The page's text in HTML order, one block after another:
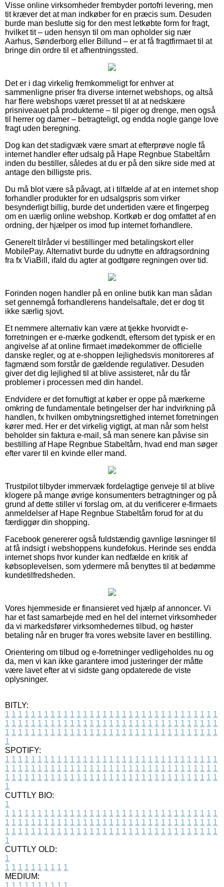
Visse online virksomheder frembyder portofri levering, men
tit kræver det at man indkøber for en præcis sum. Desuden
burde man beslutte sig for den mest letkøbte form for fragt,
hvilket tit – uden hensyn til om man opholder sig nær
Aarhus, Sønderborg eller Billund – er at få fragtfirmaet til at
bringe din ordre til et afhentningssted.
Det er i dag virkelig fremkommeligt for enhver at
sammenligne priser fra diverse internet webshops, og altså
har flere webshops været presset til at at nedskære
prisniveauet på produkterne – til piger og drenge, men også
til herrer og damer – betragteligt, og endda nogle gange love
fragt uden beregning.
Dog kan det stadigvæk være smart at efterprøve nogle få
internet handler efter udsalg på Hape Regnbue Stabeltårn
inden du bestiller, således at du er på den sikre side med at
antage den billigste pris.
Du må blot være så påvagt, at i tilfælde af at en internet shop
forhandler produkter for en udsalgspris som virker
besynderligt billig, burde det undertiden være et fingerpeg
om en uærlig online webshop. Kortkøb er dog omfattet af en
ordning, der hjælper os imod fup internet forhandlere.
Generelt tilråder vi bestillinger med betalingskort eller
MobilePay. Alternativt burde du udnytte en afdragsordning
fra fx ViaBill, ifald du agter at godtgøre regningen over tid.
Forinden nogen handler på en online butik kan man sådan
set gennemgå forhandlerens handelsaftale, det er dog tit
ikke særlig sjovt.
Et nemmere alternativ kan være at tjekke hvorvidt e-
forretningen er e-mærke godkendt, eftersom det typisk er en
angivelse af at online firmaet imødekommer de officielle
danske regler, og at e-shoppen lejlighedsvis monitoreres af
fagmænd som forstår de gældende regulativer. Desuden
giver det dig lejlighed til at blive assisteret, når du får
problemer i processen med din handel.
Endvidere er det fornuftigt at køber er oppe på mærkerne
omkring de fundamentale betingelser der har indvirkning på
handlen, fx hvilken ombytningsrettighed internet forretningen
kører med. Her er det virkelig vigtigt, at man når som helst
beholder sin faktura e-mail, så man senere kan påvise sin
bestilling af Hape Regnbue Stabeltårn, hvad end man søger
efter varer til en kvinde eller mand.
Trustpilot tilbyder immervæk fordelagtige genveje til at blive
klogere på mange øvrige konsumenters betragtninger og på
grund af dette stiller vi forslag om, at du verificerer e-firmaets
anmeldelser af Hape Regnbue Stabeltårn forud for at du
færdiggør din shopping.
Facebook genererer også fuldstændig gavnlige løsninger til
at få indsigt i webshoppens kundefokus. Herinde ses endda
internet shops hvor kunder kan nedfælde en kritik af
købsoplevelsen, som ydermere må benyttes til at bedømme
kundetilfredsheden.
Vores hjemmeside er finansieret ved hjælp af annoncer. Vi
har et fast samarbejde med en hel del internet virksomheder
da vi markedsfører virksomhedernes tilbud, og høster
betaling når en bruger fra vores website laver en bestilling.
Orientering om tilbud og e-forretninger vedligeholdes nu og
da, men vi kan ikke garantere imod justeringer der måtte
være lavet efter at vi sidste gang opdaterede de viste
oplysninger.
BITLY:
1 1 1 1 1 1 1 1 1 1 1 1 1 1 1 1 1 1 1 1 1 1 1 1 1 1 1 1 1 1 1 1 1
1 1 1 1 1 1 1 1 1 1 1 1 1 1 1 1 1 1 1 1 1 1 1 1 1 1 1 1 1 1 1 1 1
1 1 1 1 1 1 1 1 1 1 1 1 1 1 1 1 1 1 1 1 1 1 1 1 1 1 1 1 1 1 1 1 1
1
SPOTIFY:
1 1 1 1 1 1 1 1 1 1 1 1 1 1 1 1 1 1 1 1 1 1 1 1 1 1 1 1 1 1 1 1 1
1 1 1 1 1 1 1 1 1 1 1 1 1 1 1 1 1 1 1 1 1 1 1 1 1 1 1 1 1 1 1 1 1
1 1 1 1 1 1 1 1 1 1 1 1 1 1 1 1 1 1 1 1 1 1 1 1 1 1 1 1 1 1 1 1 1
1
CUTTLY BIO:
1
1 1 1 1 1 1 1 1 1 1 1 1 1 1 1 1 1 1 1 1 1 1 1 1 1 1 1 1 1 1 1 1 1
1 1 1 1 1 1 1 1 1 1 1 1 1 1 1 1 1 1 1 1 1 1 1 1 1 1 1 1 1 1 1 1 1
1 1 1 1 1 1 1 1 1 1 1 1 1 1 1 1 1 1 1 1 1 1 1 1 1 1 1 1 1 1 1 1 1
1
CUTTLY OLD:
1
1 1 1 1 1 1 1 1 1 1
MEDIUM:
1 1 1 1 1 1 1 1 1 1